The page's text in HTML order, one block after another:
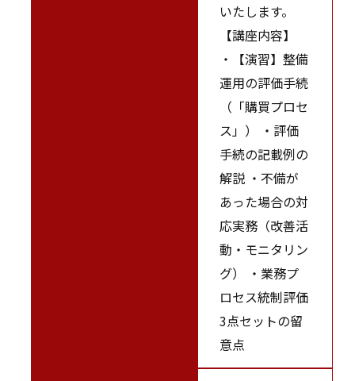
いたします。
【講座内容】
・【演習】整備
運用の評価手続
（「購買プロセ
ス」） ・評価
手続の記載例の
解説 ・不備が
あった場合の対
応実務（改善活
動・モニタリン
グ） ・業務プ
ロセス統制評価
3点セットの留
意点